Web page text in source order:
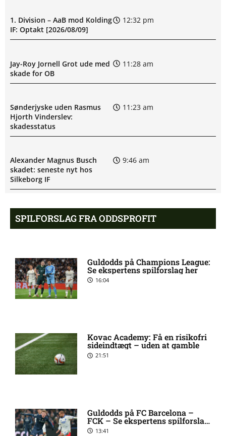
1. Division – AaB mod Kolding
IF: Optakt [2026/08/09]
12:32 pm
Jay-Roy Jornell Grot ude med
skade for OB
11:28 am
Sønderjyske uden Rasmus
Hjorth Vinderslev:
skadesstatus
11:23 am
Alexander Magnus Busch
skadet: seneste nyt hos
Silkeborg IF
9:46 am
Mads Lautrup Freundlich på
skadeslisten hos Silkeborg IF
8:31 am
Skadesnyt: Warren Caddy
ude for Randers FC
8:17 am
Status på Paul Izzo hos
Superligaen – AC Horsens
mod Brøndby IF: Optakt,
forventede opstillinger,
skader og karantæner
6:15 am
Superligaen – Randers FC
mod Lyngby Boldklub:
6:08 am
SPILFORSLAG FRA ODDSPROFIT
Guldodds på Champions League:
Se ekspertens spilforslag her
16:04
Kovac Academy: Få en risikofri
sideindtægt – uden at gamble
21:51
Guldodds på FC Barcelona –
FCK – Se ekspertens spilforslag
her13:41